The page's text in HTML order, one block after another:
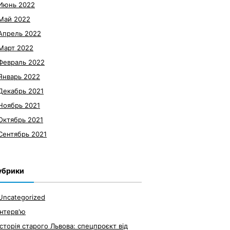
2022
2022
2022
2022
2022
2022
2021
2021
2021
2021
старого Львова: спецпроєкт від